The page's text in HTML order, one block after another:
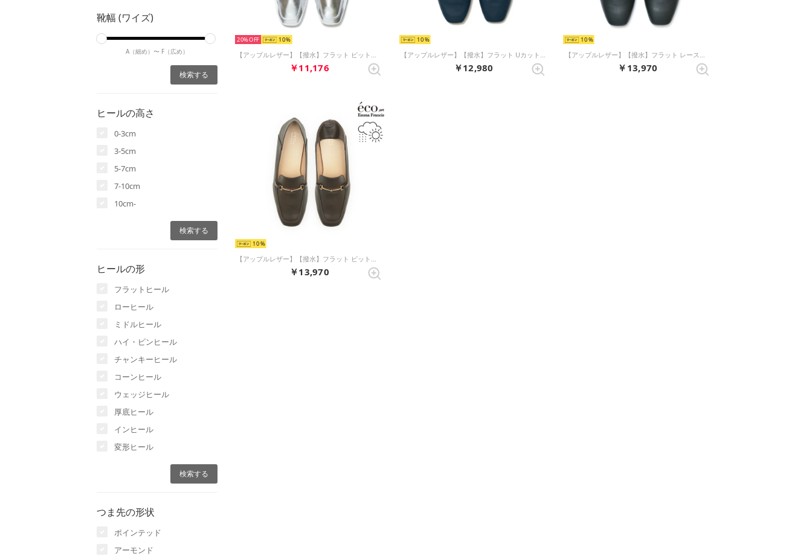
靴幅 (ワイズ)
A（細め）〜 F（広め）
ヒールの高さ
0-3cm
3-5cm
5-7cm
7-10cm
10cm-
ヒールの形
フラットヒール
ローヒール
ミドルヒール
ハイ・ピンヒール
チャンキーヒール
コーンヒール
ウェッジヒール
厚底ヒール
インヒール
変形ヒール
つま先の形状
ポインテッド
アーモンド
20% 10
【アップルレザー】【撥水】フラット ビットローファー （シルバー アップルレザー）
￥11,176
10
【アップルレザー】【撥水】フラット Uカット パンプス （ネイビー アップルレザー）
￥12,980
10
【アップルレザー】【撥水】フラット レースアップシューズ （ブラック アップルレザースムース）
￥13,970
10
【アップルレザー】【撥水】フラット ビットローファー （ブラウン アップルレザースムース）
￥13,970